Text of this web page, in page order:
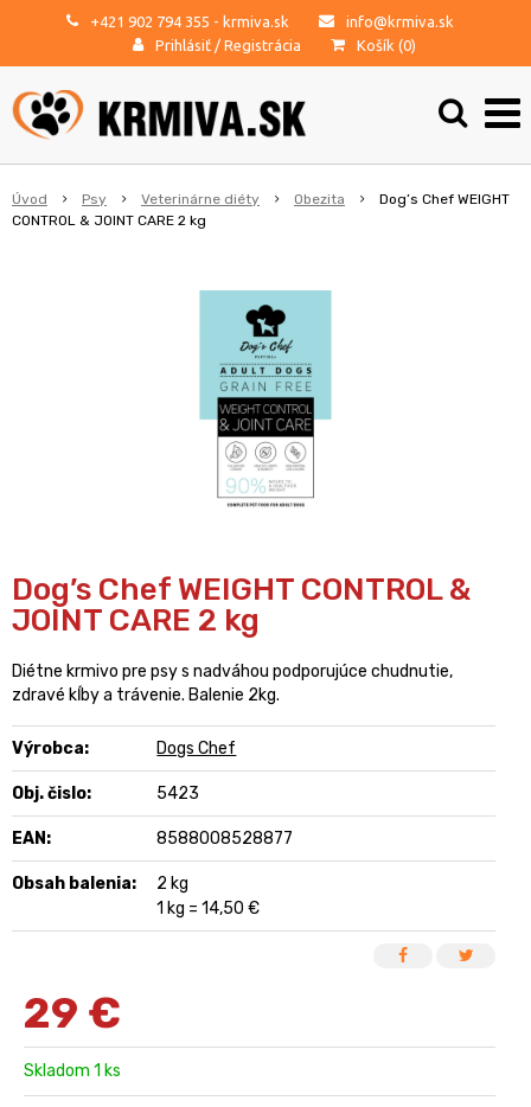
+421 902 794 355 - krmiva.sk
info@krmiva.sk
Prihlásiť / Registrácia Košík (0)
Úvod Psy Veterinárne diéty Obezita
Dog’s Chef WEIGHT
CONTROL & JOINT CARE 2 kg
Dog’s Chef WEIGHT CONTROL &
JOINT CARE 2 kg
Diétne krmivo pre psy s nadváhou podporujúce chudnutie,
zdravé kĺby a trávenie. Balenie 2kg.
Výrobca: Dogs Chef
Obj. čislo: 5423
EAN: 8588008528877
Obsah balenia:
2 kg
1 kg = 14,50 €
29 €
Skladom 1 ks